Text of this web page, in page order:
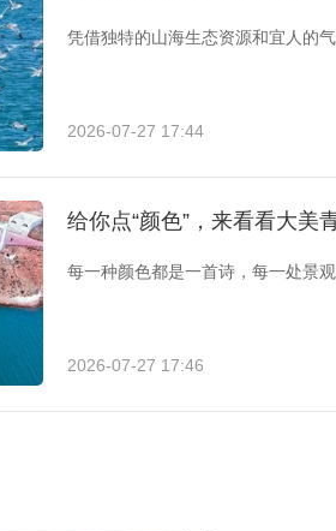
凭借独特的山海生态资源和宜人的
2026-07-27 17:44
给你点“颜色”，来看看大美
每一种颜色都是一首诗，每一处景
2026-07-27 17:46